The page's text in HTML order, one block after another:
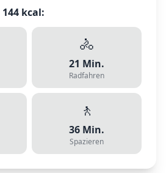
144 kcal:
🚴
21 Min.
Radfahren
🚶
36 Min.
Spazieren